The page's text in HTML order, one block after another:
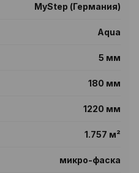
MyStep (Германия)
Aqua
5 мм
180 мм
1220 мм
1.757 м²
микро-фаска